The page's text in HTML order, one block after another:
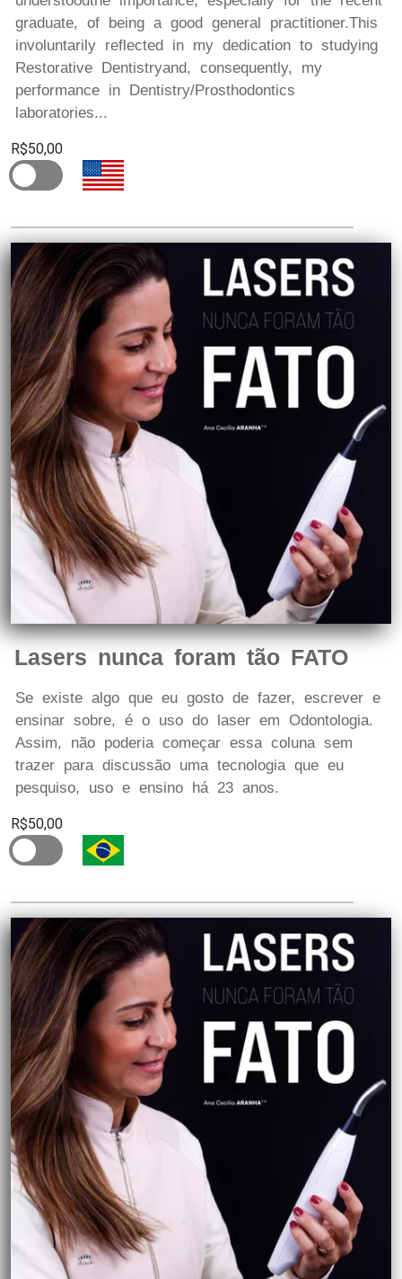
graduate, of being a good general practitioner.This
involuntarily reflected in my dedication to studying
Restorative Dentistryand, consequently, my
performance in Dentistry/Prosthodontics
laboratories...
R$50,00
Lasers nunca foram tão FATO
Se existe algo que eu gosto de fazer, escrever e
ensinar sobre, é o uso do laser em Odontologia.
Assim, não poderia começar essa coluna sem
trazer para discussão uma tecnologia que eu
pesquiso, uso e ensino há 23 anos.
R$50,00